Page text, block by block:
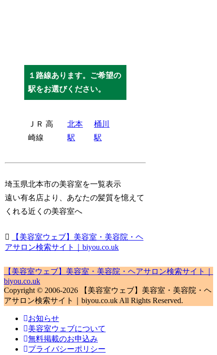
１路線あります。ご希望の
駅をお選びください。
ＪＲ 高
崎線
北本
駅
桶川
駅
埼玉県北本市の美容室を一覧表示
遠い有名店より、あなたの髪質を憶えて
くれる近くの美容室へ
【美容室ウェブ】美容室・美容院・ヘ
アサロン検索サイト｜biyou.co.uk
【美容室ウェブ】美容室・美容院・ヘアサロン検索サイト｜
biyou.co.uk
Copyright © 2006-2026 【美容室ウェブ】美容室・美容院・ヘ
アサロン検索サイト｜biyou.co.uk All Rights Reserved.
お知らせ
美容室ウェブについて
無料掲載のお申込み
プライバシーポリシー